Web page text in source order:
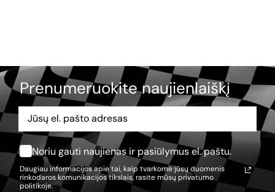
Prenumeruokite naujienlaiškį
Noriu gauti naujienas ir pasiūlymus el. paštu.
Daugiau informacijos apie tai, kaip tvarkome jūsų duomenis
rinkodaros komunikacijos tikslais, rasite mūsų privatumo
politikoje.